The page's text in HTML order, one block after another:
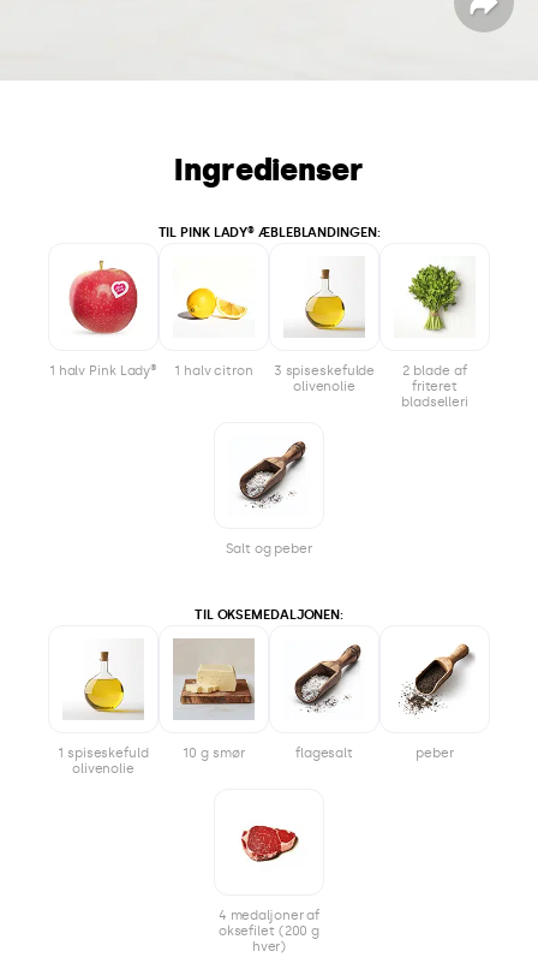
eD
e
Ingredienser
TIL PINK LADY® ÆBLEBLANDINGEN:
1 halv Pink Lady® 1 halv citron
3 spiseskefulde
olivenolie
2 blade af
friteret
bladselleri
Salt og peber
TIL OKSEMEDALJONEN:
1 spiseskefuld
olivenolie
10 g smør flagesalt peber
4 medaljoner af
oksefilet (200 g
hver)